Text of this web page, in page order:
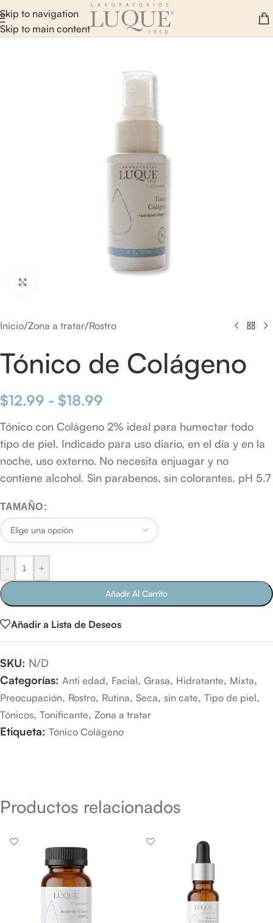
Skip to navigation
Skip to main content
Inicio/Zona a tratar/Rostro
Tónico de Colágeno
$12.99 - $18.99
Tónico con Colágeno 2% ideal para humectar todo
tipo de piel. Indicado para uso diario, en el día y en la
noche, uso externo. No necesita enjuagar y no
contiene alcohol. Sin parabenos, sin colorantes. pH 5.7
TAMAÑO
- +
Añadir Al Carrito
Añadir a Lista de Deseos
SKU: N/D
Categorías: Anti edad, Facial, Grasa, Hidratante, Mixta,
Preocupación, Rostro, Rutina, Seca, sin cate, Tipo de piel,
Tónicos, Tonificante, Zona a tratar
Etiqueta: Tónico Colágeno
Productos relacionados